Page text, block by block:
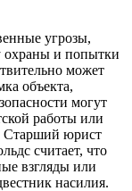
угрозы,
охраны и попытки
может
объекта,
могут
работы или
Старший юрист
считает, что
взгляды или
насилия.